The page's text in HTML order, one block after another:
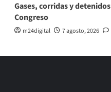
Gases, corridas y
Congreso
m24digital 7 agosto, 2026